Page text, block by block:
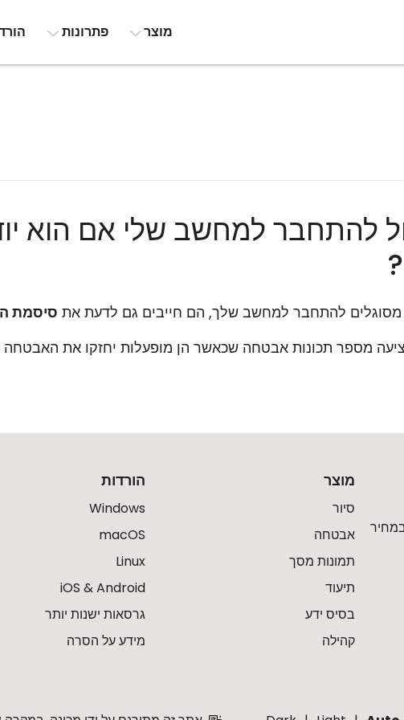
מוצר פתרונות
להתחבר למחשב שלי אם הוא
מסוגלים להתחבר למחשב שלך, הם חייבים גם לדעת את סיסמת
מוצר
סיור
אבטחה
תמונות מסך
תיעוד
בסיס ידע
קהילה
הורדות
Windows
macOS
Linux
iOS & Android
גרסאות ישנות יותר
מידע על הסרה